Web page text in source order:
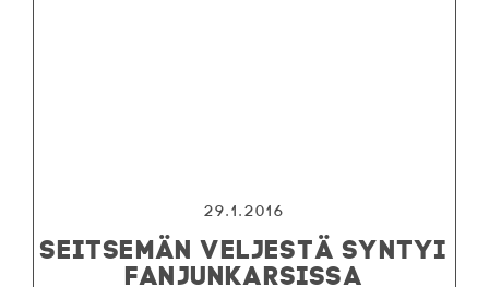
29.1.2016
SEITSEMÄN VELJESTÄ SYNTYI
FANJUNKARSISSA